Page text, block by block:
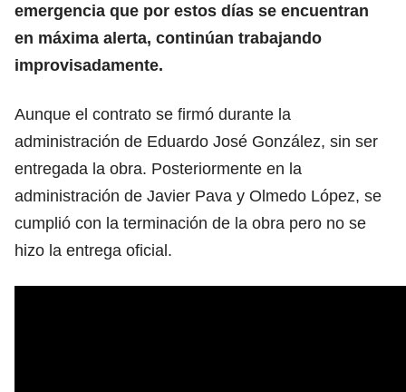
emergencia que por estos días se encuentran
en máxima alerta, continúan trabajando
improvisadamente.
Aunque el contrato se firmó durante la
administración de Eduardo José González, sin ser
entregada la obra. Posteriormente en la
administración de Javier Pava y Olmedo López, se
cumplió con la terminación de la obra pero no se
hizo la entrega oficial.